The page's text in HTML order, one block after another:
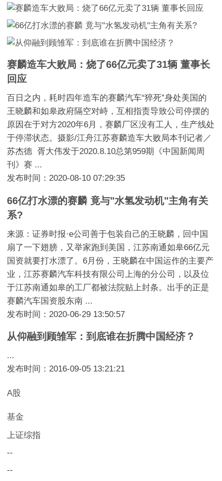
赛麟造车大败局：烧了66亿元卖了31辆 董事长
回应
百日之内，耗时四年造车的赛麟汽车“猝死”身处美国的
王晓麟和如皋政府隔空对峙，互相指责导致公司停摆的
原因在于对方2020年6月，赛麟厂区没有工人，生产线处
于停滞状态。摄影/江舟江苏赛麟造车大败局本刊记者／
苏杰德 胥大伟发于2020.8.10总第959期《中国新闻周
刊》赛 ...
发布时间：2020-08-10 07:29:35
66亿打水漂的赛麟 竟与"水氢发动机"主角有关
系?
来源：证券时报·e公司善于包装自己的王晓麟，回中国
扇了一下翅膀，又举家跑到美国，江苏南通如皋66亿元
国资就要打水漂了。6月份，王晓麟在中国运作的主要产
业，江苏赛麟汽车科技有限公司上海的分公司，以及位
于江苏南通如皋的工厂都被法院贴上封条。出手的正是
赛麟汽车国资股东南 ...
发布时间：2020-06-29 13:50:57
从仰融到顾雏军：到底谁在折腾中国经济？
...
发布时间：2016-09-05 13:21:21
A股
基金
上证综指
--
--